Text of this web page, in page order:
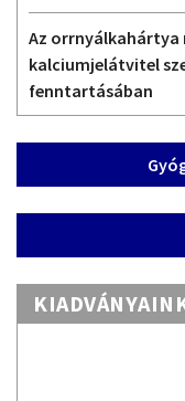
Az orrnyálkahártya
kalciumjelátvitel
fenntartásában